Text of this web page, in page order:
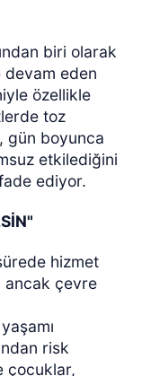
biri olarak
eden
özellikle
toz
gün boyunca
etkilediğini
ediyor.
hizmet
ancak çevre
risk
çocuklar,